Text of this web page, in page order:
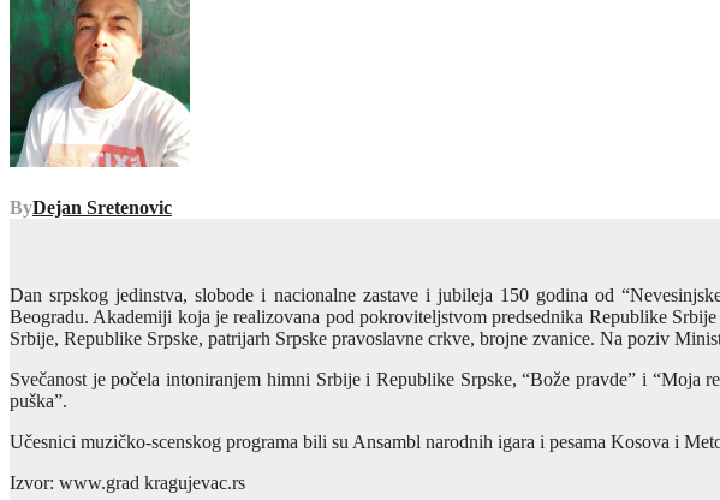
ByDejan Sretenovic
Dan srpskog jedinstva, slobode i nacionalne zastave i jubileja 150 godina od
Beogradu. Akademiji koja je realizovana pod pokroviteljstvom predsednika Republike
Srbije, Republike Srpske, patrijarh Srpske pravoslavne crkve, brojne zvanice. Na poziv
Svečanost je počela intoniranjem himni Srbije i Republike Srpske, “Bože pravde” i
puška”.
Učesnici muzičko-scenskog programa bili su Ansambl narodnih igara i pesama Kosova i
Izvor: www.grad kragujevac.rs